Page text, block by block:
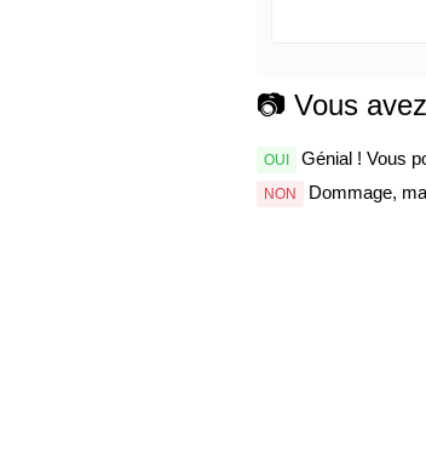
📷 Vous
OUI Génial ! Vous
NON Dommage,